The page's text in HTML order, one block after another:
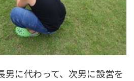
男に代わって、次男に設営を